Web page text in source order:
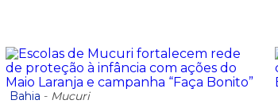
Bahia - Mucuri